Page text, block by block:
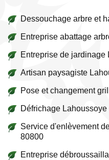
Dessouchage arbre et
Entreprise abattage
Entreprise de jardinage
Artisan paysagiste
Pose et changement
Défrichage Lahoussoye
Service d'enlèvement
80800
Entreprise